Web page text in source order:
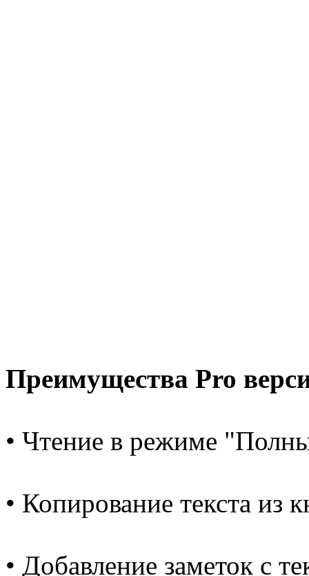
Преимущества Pro
• Чтение в режиме
• Копирование текста из
• Добавление заметок с